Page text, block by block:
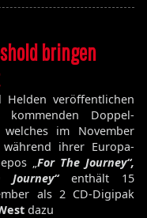
bringen
Helden veröffentlichen
Doppel-
welches im November
ihrer Europa-
„ For The Journey“,
Journey“enthält 15
als 2 CD-Digipak
dazu